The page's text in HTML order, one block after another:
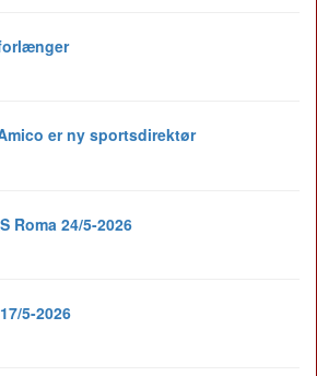
er ny sportsdirektør
Roma 24/5-2026
5-2026